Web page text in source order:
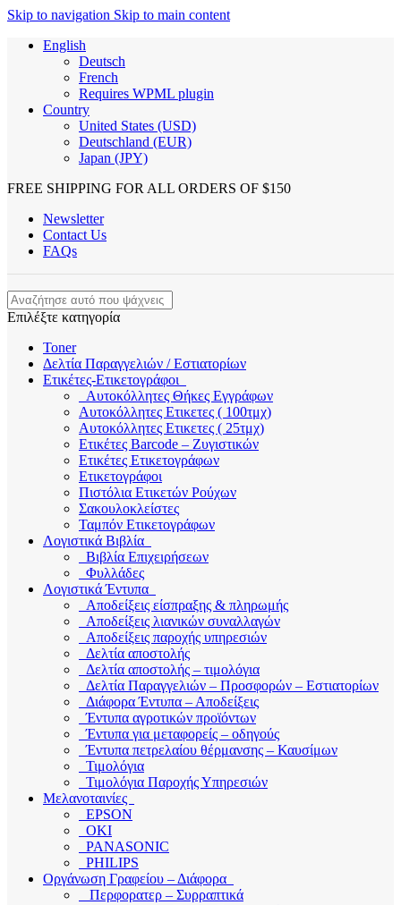
Skip to navigation Skip to main content
English
Deutsch
French
Requires WPML plugin
Country
United States (USD)
Deutschland (EUR)
Japan (JPY)
FREE SHIPPING FOR ALL ORDERS OF $150
Newsletter
Contact Us
FAQs
Επιλέξτε κατηγορία
Toner
Δελτία Παραγγελιών / Εστιατορίων
Ετικέτες-Ετικετογράφοι
Αυτοκόλλητες Θήκες Εγγράφων
Αυτοκόλλητες Ετικετες ( 100τμχ)
Αυτοκόλλητες Ετικετες ( 25τμχ)
Ετικέτες Barcode – Ζυγιστικών
Ετικέτες Ετικετογράφων
Ετικετογράφοι
Πιστόλια Ετικετών Ρούχων
Σακουλοκλείστες
Ταμπόν Ετικετογράφων
Λογιστικά Βιβλία
Βιβλία Επιχειρήσεων
Φυλλάδες
Λογιστικά Έντυπα
Αποδείξεις είσπραξης & πληρωμής
Αποδείξεις λιανικών συναλλαγών
Αποδείξεις παροχής υπηρεσιών
Δελτία αποστολής
Δελτία αποστολής – τιμολόγια
Δελτία Παραγγελιών – Προσφορών – Εστιατορίων
Διάφορα Έντυπα – Αποδείξεις
Έντυπα αγροτικών προϊόντων
Έντυπα για μεταφορείς – οδηγούς
Έντυπα πετρελαίου θέρμανσης – Καυσίμων
Τιμολόγια
Τιμολόγια Παροχής Υπηρεσιών
Μελανοταινίες
EPSON
OKI
PANASONIC
PHILIPS
Οργάνωση Γραφείου – Διάφορα
Περφορατερ – Συρραπτικά